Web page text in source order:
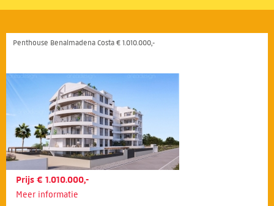
Penthouse Benalmadena Costa € 1.010.000,-
Prijs € 1.010.000,-
Meer informatie